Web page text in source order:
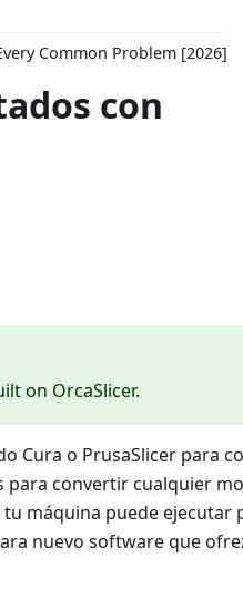
Common Problem [2026]
con
on OrcaSlicer.
Cura o PrusaSlicer para
para convertir cualquier
máquina puede ejecutar
nuevo software que